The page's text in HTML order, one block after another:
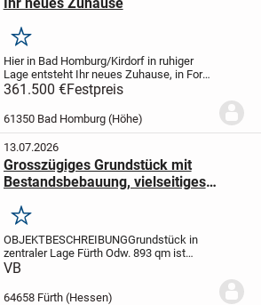
Merken
Hier in Bad Homburg/Kirdorf in ruhiger
Lage entsteht Ihr neues Zuhause, in Form
eines Tinyhauses.015205157259
361.500 €Festpreis
61350 Bad Homburg (Höhe)
13.07.2026
Grosszügiges Grundstück mit
Bestandsbebauung, vielseitiges
Merken
OBJEKTBESCHREIBUNGGrundstück in
zentraler Lage Fürth Odw. 893 qm ist
aktuell mit Altbestand
BEBAUUNGSMÖGLICHKEITEN
VB
64658 Fürth (Hessen)